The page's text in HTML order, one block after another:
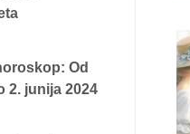
Od
2. junija 2024